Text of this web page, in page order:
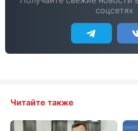
соцсетях
Читайте также